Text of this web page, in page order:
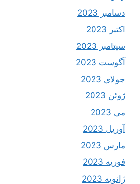
دسامبر 2023
اکتبر 2023
سپتامبر 2023
آگوست 2023
جولای 2023
ژوئن 2023
می 2023
آوریل 2023
مارس 2023
فوریه 2023
ژانویه 2023